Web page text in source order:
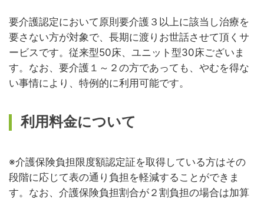
要介護認定において原則要介護３以上に該当し治療を
要さない方が対象で、長期に渡りお世話させて頂くサ
ービスです。従来型50床、ユニット型30床ございま
す。なお、要介護１～２の方であっても、やむを得な
い事情により、特例的に利用可能です。
利用料金について
※介護保険負担限度額認定証を取得している方はその
段階に応じて表の通り負担を軽減することができま
す。なお、介護保険負担割合が２割負担の場合は加算